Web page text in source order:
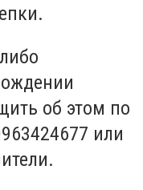
об этом по
или